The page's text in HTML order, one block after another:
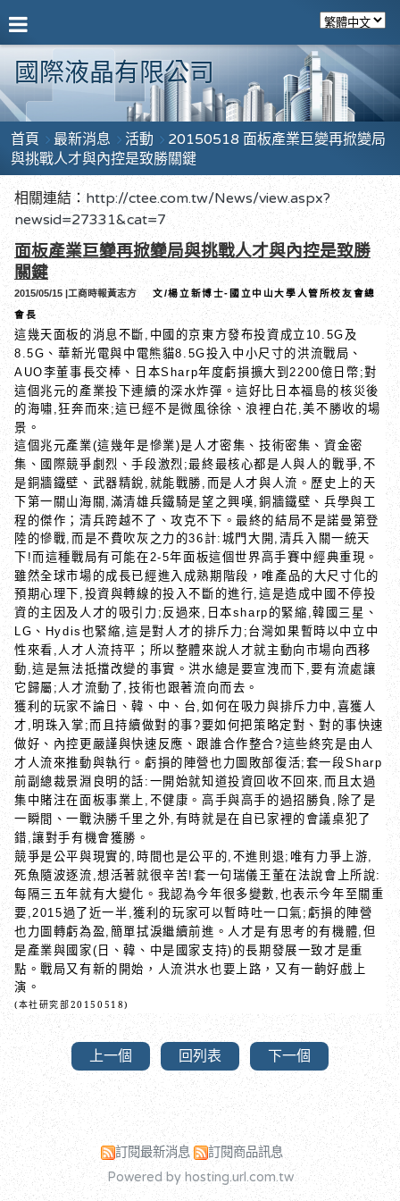
國際液晶有限公司
首頁 最新消息 活動
20150518 面板產業巨變再掀變局
與挑戰人才與內控是致勝關鍵
相關連結： http://ctee.com.tw/News/view.aspx?
newsid=27331&cat=7
面板產業巨變再掀變局與挑戰人才與內控是致勝
關鍵
2015/05/15 |工商時報黃志方 文/楊立新博士-國立中山大學人管所校友會總
會長
這幾天面板的消息不斷 中國的京東方發布投資成立 10.5G 及
8.5G 、華新光電與中電熊貓8.5G投入中小尺寸的洪流戰局、
AUO李董事長交棒、日本Sharp年度虧損擴大到 2200億日幣 ;對
這個兆元的產業投下連續的深水炸彈。這好比日本福島的核災後
的海嘯 ,狂奔而來 ;這已經不是微風徐徐、浪裡白花 ,美不勝收的場
景。
這個兆元產業(這幾年是慘業)是人才密集、技術密集、資金密
集、國際競爭劇烈、手段激烈 ;最終最核心都是人與人的戰爭 不
是銅牆鐵壁、武器精銳 就能戰勝 而是人才與人流。歷史上的天
下第一關山海關 滿清雄兵鐵騎是望之興嘆 ,銅牆鐵壁、兵學與工
程的傑作；清兵跨越不了、攻克不下。最終的結局不是諾曼第登
陸的慘戰 ,而是不費吹灰之力的36計: 城門大開 清兵入關一統天
下 !而這種戰局有可能在 2-5年面板這個世界高手賽中經典重現。
雖然全球市場的成長已經進入成熟期階段，唯產品的大尺寸化的
預期心理下 投資與轉線的投入不斷的進行 ,這是造成中國不停投
資的主因及人才的吸引力 ; 反過來 日本sharp 的緊縮 ,韓國三星、
LG 、 Hydis 也緊縮 ,這是對人才的排斥力 ; 台灣如果暫時以中立中
性來看 人才人流持平；所以整體來說人才就主動向市場向西移
動 ,這是無法抵擋改變的事實。洪水總是要宣洩而下 ,要有流處讓
它歸屬 ; 人才流動了 ,技術也跟著流向而去。
獲利的玩家不論日、韓、中、台 ,如何在吸力與排斥力中 喜獲人
才 明珠入掌 ;而且持續做對的事?要如何把策略定對、對的事快速
做好、內控更嚴謹與快速反應、跟誰合作整合?這些終究是由人
才人流來推動與執行。虧損的陣營也力圖敗部復活; 套一段Sharp
前副總裁景淵良明的話 : 一開始就知道投資回收不回來 ,而且太過
集中賭注在面板事業上 不健康。高手與高手的過招勝負 除了是
一瞬間、一戰決勝千里之外 有時就是在自已家裡的會議桌犯了
錯 ,讓對手有機會獲勝。
競爭是公平與現實的 時間也是公平的 不進則退; 唯有力爭上游
死魚隨波逐流 ,想活著就很辛苦!套一句瑞儀王董在法說會上所說:
每隔三五年就有大變化。我認為今年很多變數 也表示今年至關重
要 ,2015過了近一半 ,獲利的玩家可以暫時吐一口氣 ; 虧損的陣營
也力圖轉虧為盈 簡單拭淚繼續前進。人才是有思考的有機體 但
是產業與國家( 日、韓、中是國家支持) 的長期發展一致才是重
點。戰局又有新的開始，人流洪水也要上路，又有一齣好戲上
演。
(本社研究部20150518)
上一個 回列表 下一個
訂閱最新消息
訂閱商品訊息
Powered by hosting.url.com.tw